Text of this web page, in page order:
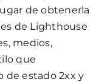
de obtenerla
de Lighthouse
medios,
que
de estado 2xx y